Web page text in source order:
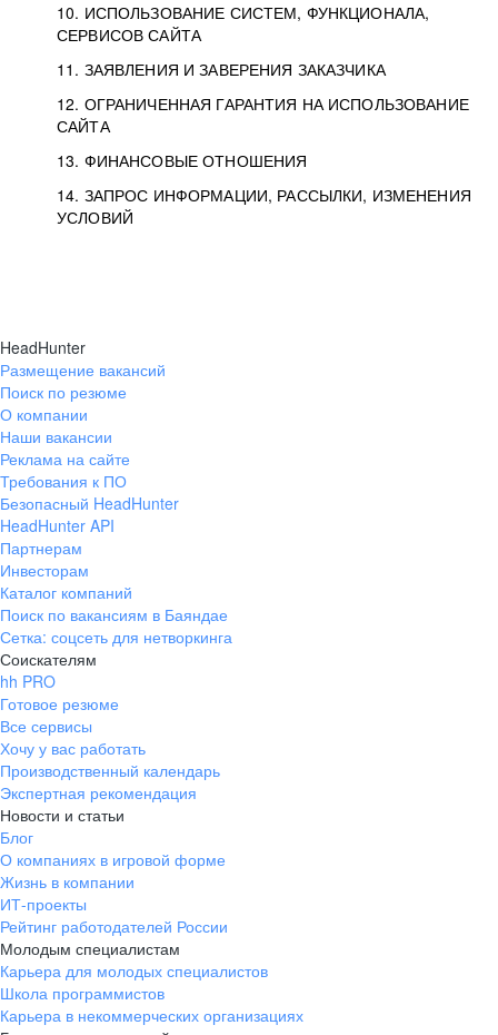
10. ИСПОЛЬЗОВАНИЕ СИСТЕМ, ФУНКЦИОНАЛА,
СЕРВИСОВ САЙТА
11. ЗАЯВЛЕНИЯ И ЗАВЕРЕНИЯ ЗАКАЗЧИКА
12. ОГРАНИЧЕННАЯ ГАРАНТИЯ НА ИСПОЛЬЗОВАНИЕ
САЙТА
13. ФИНАНСОВЫЕ ОТНОШЕНИЯ
14. ЗАПРОС ИНФОРМАЦИИ, РАССЫЛКИ, ИЗМЕНЕНИЯ
УСЛОВИЙ
HeadHunter
Размещение вакансий
Поиск по резюме
О компании
Наши вакансии
Реклама на сайте
Требования к ПО
Безопасный HeadHunter
HeadHunter API
Партнерам
Инвесторам
Каталог компаний
Поиск по вакансиям в Баяндае
Сетка: соцсеть для нетворкинга
Соискателям
hh PRO
Готовое резюме
Все сервисы
Хочу у вас работать
Производственный календарь
Экспертная рекомендация
Новости и статьи
Блог
О компаниях в игровой форме
Жизнь в компании
ИТ-проекты
Рейтинг работодателей России
Молодым специалистам
Карьера для молодых специалистов
Школа программистов
Карьера в некоммерческих организациях